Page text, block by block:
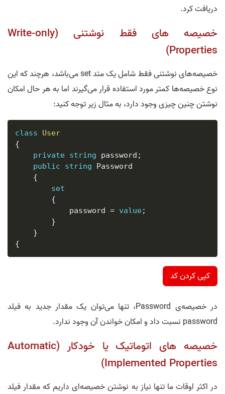
دریافت کرد.
خصیصه‌ های فقط نوشتنی (Write-only
Properties)
خصیصه‌های نوشتنی فقط شامل یک متد set می‌باشد، هرچند که این
نوع خصیصه‌ها کمتر مورد استفاده قرار می‌گیرند اما به هر حال امکان
نوشتن چنین چیزی وجود دارد، به مثال زیر توجه کنید:
class
User
{
private string password ;
public
string Password
{
set
{
            password
= value;
}
}
{
کپی کردن کد
در خصیصه‌ی Password، تنها می‌توان یک مقدار جدید به فیلد
password نسبت داد و امکان خواندن آن وجود ندارد.
خصیصه‌ های اتوماتیک یا خودکار (Automatic
Implemented Properties)
در اکثر اوقات ما تنها نیاز به نوشتن خصیصه‌ای داریم که مقدار فیلد